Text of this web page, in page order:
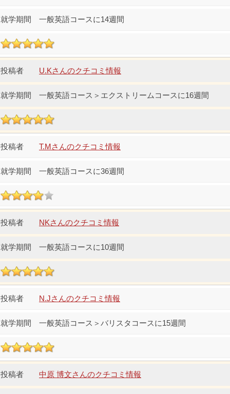
一般英語コースに14週間
U.Kさんのクチコミ情報
一般英語コース＞エクストリームコースに16週間
T.Mさんのクチコミ情報
一般英語コースに36週間
NKさんのクチコミ情報
一般英語コースに10週間
N.Jさんのクチコミ情報
一般英語コース＞バリスタコースに15週間
中原 博文さんのクチコミ情報